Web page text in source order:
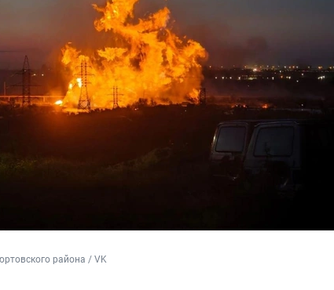
района / VK